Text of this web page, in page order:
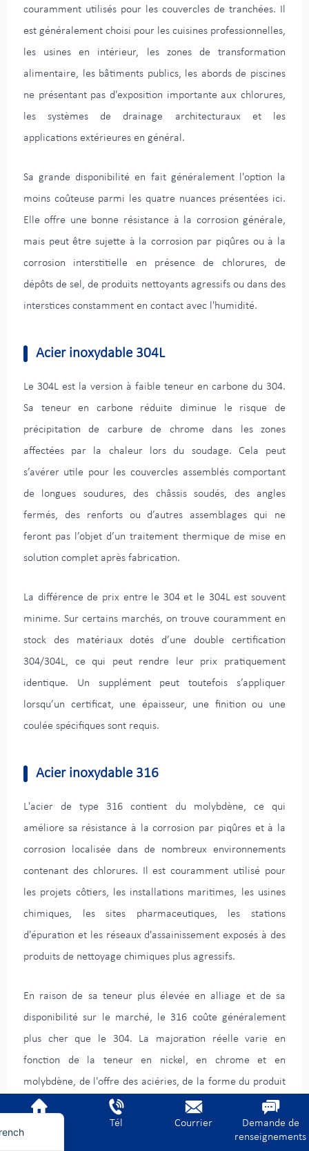
couramment utilisés pour les couvercles de tranchées. Il
est généralement choisi pour les cuisines professionnelles,
les usines en intérieur, les zones de transformation
alimentaire, les bâtiments publics, les abords de piscines
ne présentant pas d'exposition importante aux chlorures,
les systèmes de drainage architecturaux et les
applications extérieures en général.
Sa grande disponibilité en fait généralement l'option la
moins coûteuse parmi les quatre nuances présentées ici.
Elle offre une bonne résistance à la corrosion générale,
mais peut être sujette à la corrosion par piqûres ou à la
corrosion interstitielle en présence de chlorures, de
dépôts de sel, de produits nettoyants agressifs ou dans des
interstices constamment en contact avec l'humidité.
Acier inoxydable 304L
Le 304L est la version à faible teneur en carbone du 304.
Sa teneur en carbone réduite diminue le risque de
précipitation de carbure de chrome dans les zones
affectées par la chaleur lors du soudage. Cela peut
s’avérer utile pour les couvercles assemblés comportant
de longues soudures, des châssis soudés, des angles
fermés, des renforts ou d’autres assemblages qui ne
feront pas l’objet d’un traitement thermique de mise en
solution complet après fabrication.
La différence de prix entre le 304 et le 304L est souvent
minime. Sur certains marchés, on trouve couramment en
stock des matériaux dotés d’une double certification
304/304L, ce qui peut rendre leur prix pratiquement
identique. Un supplément peut toutefois s’appliquer
lorsqu’un certificat, une épaisseur, une finition ou une
coulée spécifiques sont requis.
Acier inoxydable 316
L'acier de type 316 contient du molybdène, ce qui
améliore sa résistance à la corrosion par piqûres et à la
corrosion localisée dans de nombreux environnements
contenant des chlorures. Il est couramment utilisé pour
les projets côtiers, les installations maritimes, les usines
chimiques, les sites pharmaceutiques, les stations
d'épuration et les réseaux d'assainissement exposés à des
produits de nettoyage chimiques plus agressifs.
En raison de sa teneur plus élevée en alliage et de sa
disponibilité sur le marché, le 316 coûte généralement
plus cher que le 304. La majoration réelle varie en
fonction de la teneur en nickel, en chrome et en
molybdène, de l'offre des aciéries, de la forme du produit
et de la quantité commandée.
Tél Courrier
Demande de
renseignements